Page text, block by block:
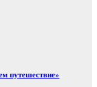
путешествие»